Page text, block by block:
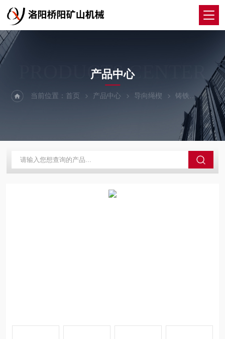
PRODUCTS CENTER
产品中心
当前位置：首页 产品中心 导向绳楔 铸铁 罐笼